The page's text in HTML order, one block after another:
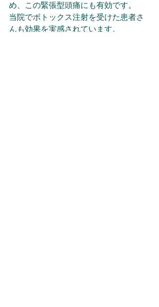
め、この緊張型頭痛にも有効です。
当院でボトックス注射を受けた患者さ
んも効果を実感されています。